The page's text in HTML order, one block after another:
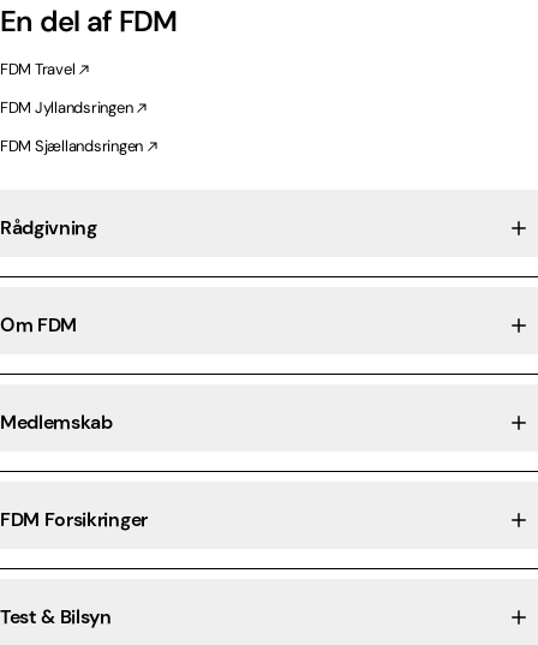
En del af FDM
FDM Travel
FDM Jyllandsringen
FDM Sjællandsringen
Rådgivning
Om FDM
Medlemskab
FDM Forsikringer
Test & Bilsyn